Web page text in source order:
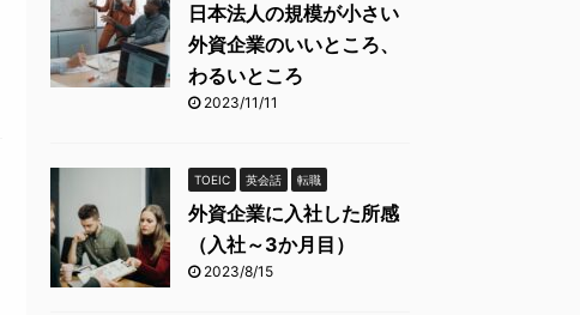
日本法人の規模が小さい
外資企業のいいところ、
わるいところ
2023/11/11
TOEIC 英会話 転職
外資企業に入社した所感
（入社～3か月目）
2023/8/15